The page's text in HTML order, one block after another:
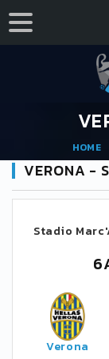
HOME
VERONA -
Stadio
Verona